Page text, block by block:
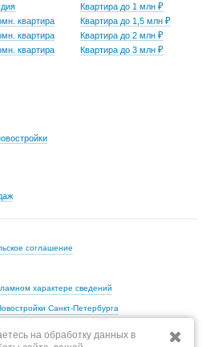
квартира
квартира
квартира
Квартира до 1 млн ₽
Квартира до 1,5 млн ₽
Квартира до 2 млн ₽
Квартира до 3 млн ₽
соглашение
характере сведений
Санкт-Петербурга
на обработку данных в